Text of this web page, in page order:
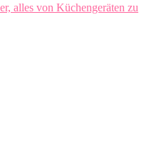
alles von Küchengeräten zu